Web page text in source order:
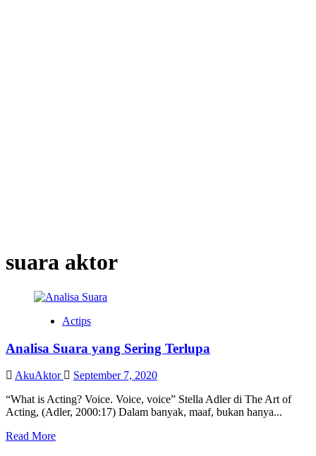
suara aktor
Actips
Analisa Suara yang Sering Terlupa
AkuAktor
September 7, 2020
“What is Acting? Voice. Voice, voice” Stella Adler di The Art of
Acting, (Adler, 2000:17) Dalam banyak, maaf, bukan hanya...
Read More